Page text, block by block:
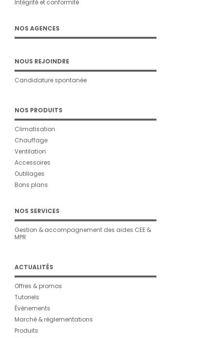
Intégrité et conformité
NOS AGENCES
NOUS REJOINDRE
Candidature spontanée
NOS PRODUITS
Climatisation
Chauffage
Ventilation
Accessoires
Outillages
Bons plans
NOS SERVICES
Gestion & accompagnement des aides CEE &
MPR
ACTUALITÉS
Offres & promos
Tutoriels
Évènements
Marché & réglementations
Produits